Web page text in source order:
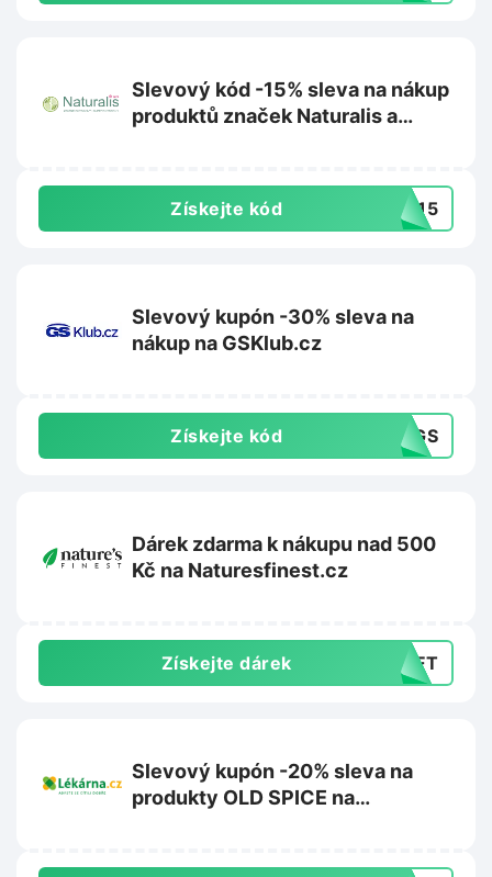
Slevový kód -15% sleva na nákup
produktů značek Naturalis a
Získejte kód OB15
Slevový kupón -30% sleva na
nákup na GSKlub.cz
Získejte kód 30GS
Dárek zdarma k nákupu nad 500
Kč na Naturesfinest.cz
Získejte dárek GIFT
Slevový kupón -20% sleva na
produkty OLD SPICE na